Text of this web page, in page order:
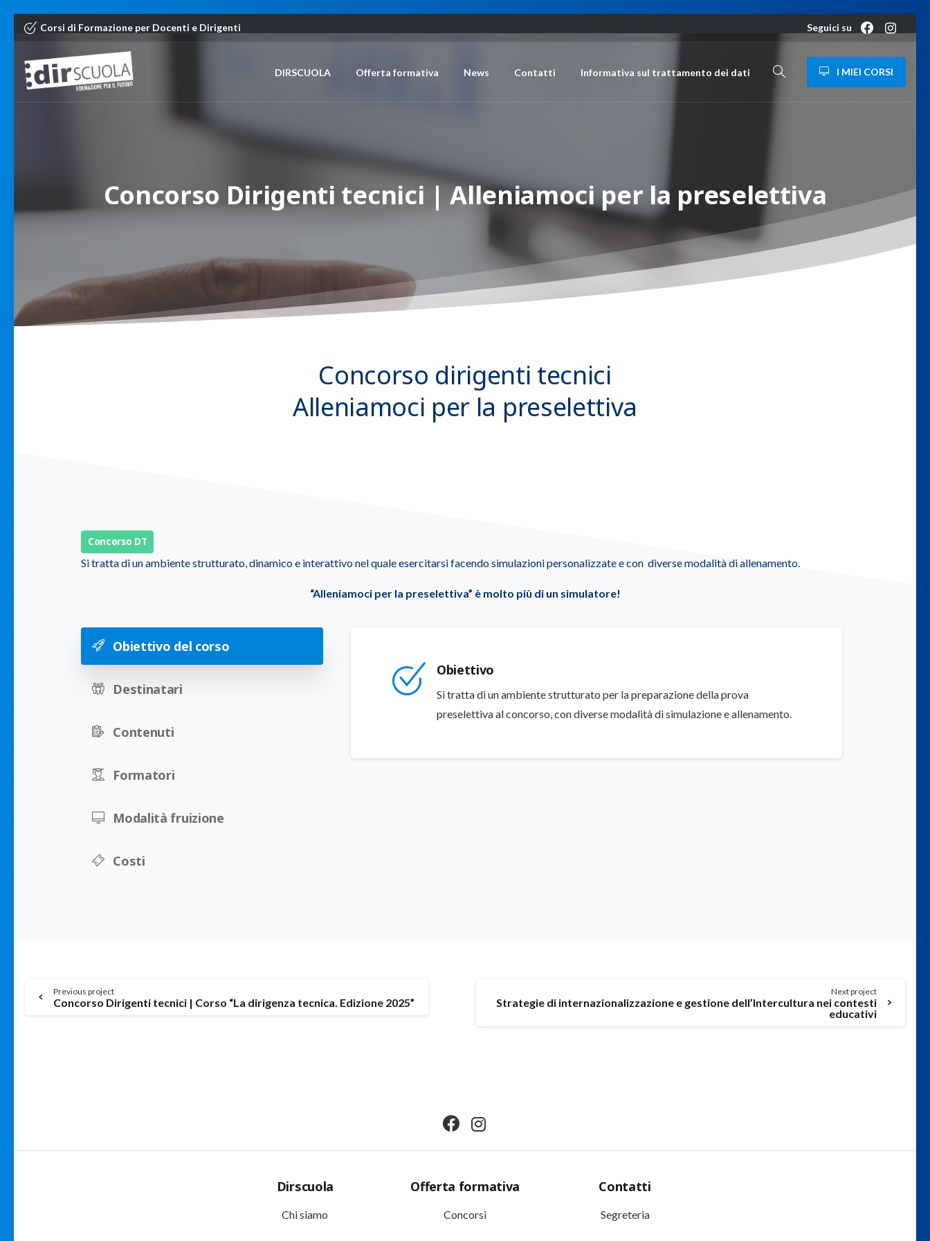
Corsi di Formazione per Docenti e Dirigenti Seguici su
DIRSCUOLA Offerta formativa News Contatti Informativa sul trattamento dei dati I MIEI CORSI
Concorso Dirigenti tecnici |Alleniamociper la preselettiva
Concorso dirigenti tecnici
Alleniamoci per la preselettiva
Concorso DT
Si tratta di un ambiente strutturato, dinamico e interattivo nel quale esercitarsi facendo simulazioni personalizzate e con diverse modalità di allenamento.
“Alleniamoci per la preselettiva” è molto più di un simulatore!
Obiettivo del corso
Destinatari
Contenuti
Formatori
Modalità fruizione
Costi
Obiettivo
Si tratta di un ambiente strutturato per la preparazione della prova
preselettiva al concorso, con diverse modalità di simulazione e allenamento.
Continue
Previous project
Concorso Dirigenti tecnici | Corso “La dirigenza tecnica. Edizione 2025”
Next project
Strategie di internazionalizzazione e gestione dell’Intercultura nei contesti
educativi
Dirscuola
Chi siamo
Offerta formativa
Concorsi
Contatti
Segreteria